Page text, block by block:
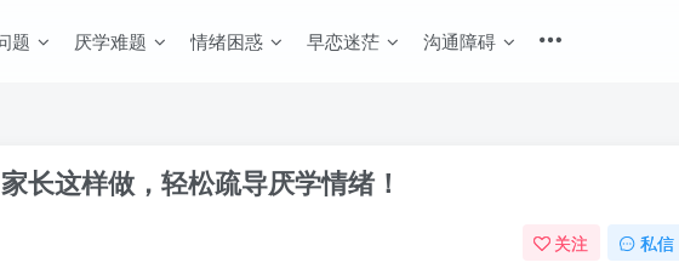
题 厌学难题 情绪困惑 早恋迷茫 沟通障碍
长这样做，轻松疏导厌学情绪！
关注 私信